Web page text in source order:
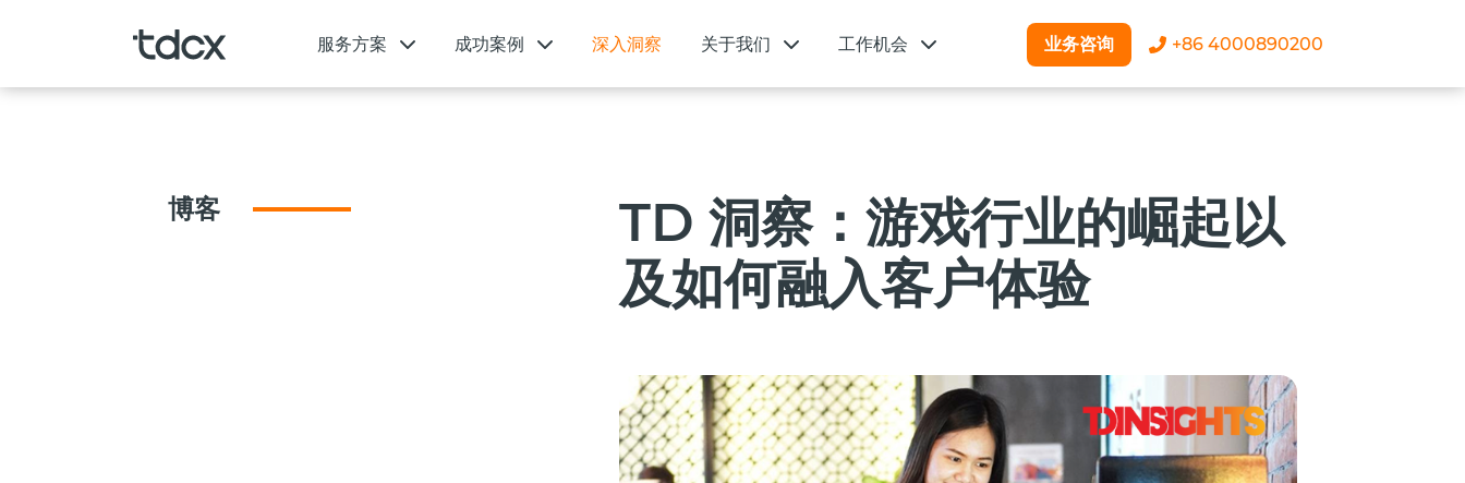
服务方案 成功案例 深入洞察 关于我们 工作机会 业务咨询 +86 4000890200
博客
TD 洞察：游戏行业的崛起以
及如何融入客户体验